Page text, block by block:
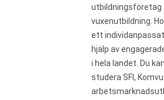
utbildningsföretag
vuxenutbildning.
ett
hjälp av
i hela landet. Du
studera SFI,